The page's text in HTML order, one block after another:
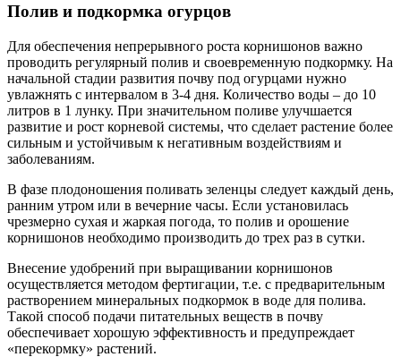
Полив и подкормка огурцов
Для обеспечения непрерывного роста корнишонов важно
проводить регулярный полив и своевременную подкормку. На
начальной стадии развития почву под огурцами нужно
увлажнять с интервалом в 3-4 дня. Количество воды – до 10
литров в 1 лунку. При значительном поливе улучшается
развитие и рост корневой системы, что сделает растение более
сильным и устойчивым к негативным воздействиям и
заболеваниям.
В фазе плодоношения поливать зеленцы следует каждый день,
ранним утром или в вечерние часы. Если установилась
чрезмерно сухая и жаркая погода, то полив и орошение
корнишонов необходимо производить до трех раз в сутки.
Внесение удобрений при выращивании корнишонов
осуществляется методом фертигации, т.е. с предварительным
растворением минеральных подкормок в воде для полива.
Такой способ подачи питательных веществ в почву
обеспечивает хорошую эффективность и предупреждает
«перекормку» растений.